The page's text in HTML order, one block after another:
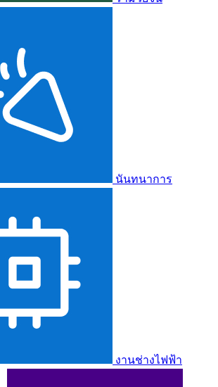
นันทนาการ
งานช่างไฟฟ้า